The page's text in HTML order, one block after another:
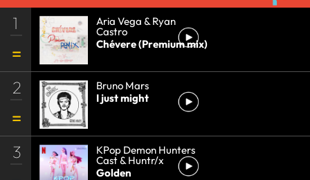
1 Aria Vega & Ryan
Castro
Chévere (Premium mix)
2
Bruno Mars
I just might
3 KPop Demon Hunters
Cast & Huntr/x
Golden